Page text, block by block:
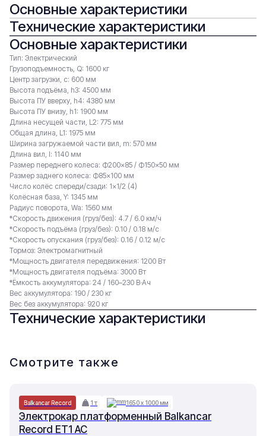
Основные характеристики
Технические характеристики
Основные характеристики
Тип: Электрический
Грузоподъемность, Q: 1600 кг
Центр загрузки, c: 600 мм
Высота подъёма, h3: 4500 мм
Высота ПУ вверху, h4: 4380 мм
Высота ПУ внизу, h1: 1900 мм
Длина несущей части, L2: 775 мм
Общая длина, L1: 1975 мм
Ширина загружаемой части вил, m: 570 мм
Длина вил, l: 1140 мм
Размер переднего колеса: Ф200×85 / Ф150×50 мм
Размер заднего колеса: Ф85×100 мм
Число колёс спереди/сзади: 1×1/2 (4)
Колёсная база, Y: 1345 мм
Радиус поворота, Wa: 1560 мм
*Скорость движения (груз/без): 4.7 / 6.0 км/ч
*Скорость подъёма (груз/без): 0.10 / 0.18 м/с
*Скорость опускания (груз/без): 0.16 / 0.12 м/с
Тормоз: Электромагнитный
*Мощность двигателя передвижения: 1200 Вт
*Мощность двигателя подъёма: 3000 Вт
*Ёмкость аккумулятора: 24 / 160–230 В·Ач
Вес аккумулятора: 190 / 230 кг
Вес без аккумулятора: 920 кг
Технические характеристики
Смотрите также
Электрокар платформенный Balkancar
Record ET1 AC
Balkancar Record 1 т 1650 х 1000 мм